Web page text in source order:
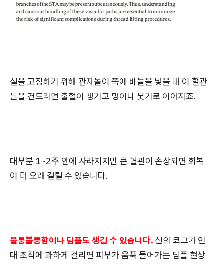
실을 고정하기 위해 관자놀이 쪽에 바늘을 넣을 때 이 혈관
들을 건드리면 출혈이 생기고 멍이나 붓기로 이어지죠.
대부분 1~2주 안에 사라지지만 큰 혈관이 손상되면 회복
이 더 오래 걸릴 수 있습니다.
울퉁불퉁함이나 딤플도 생길 수 있습니다. 실의 코그가 인
대 조직에 과하게 걸리면 피부가 움푹 들어가는 딤플 현상